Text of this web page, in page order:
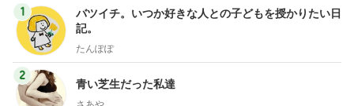
1
バツイチ。いつか好きな人との子どもを授かりたい日
記。
たんぽぽ
2
青い芝生だった私達